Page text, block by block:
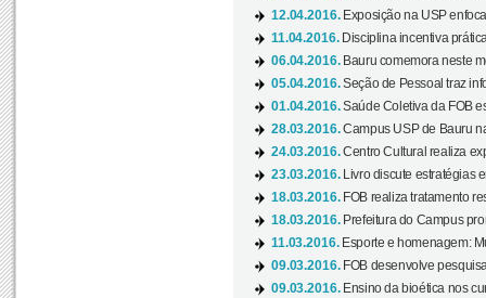
12.04.2016. Exposição na USP
11.04.2016. Disciplina incentiva
06.04.2016. Bauru comemora neste
05.04.2016.Seção de Pessoal traz
01.04.2016.Saúde Coletiva da FOB
28.03.2016.Campus USP de Bauru
24.03.2016.Centro Cultural realiza
23.03.2016.
Livro discute estratégias
18.03.2016. FOB realiza tratamento
18.03.2016. Prefeitura do Campus
11.03.2016. Esporte e homenagem:
09.03.2016. FOB desenvolve
09.03.2016. Ensino da bioética nos